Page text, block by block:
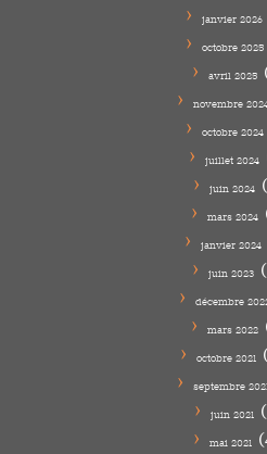
janvier 2026
octobre 2025
avril 2025
novembre
octobre 2024
juillet 2024
juin 2024
mars 2024
janvier 2024
juin 2023
décembre
mars 2022
octobre 2021
septembre 2021
juin 2021
mai 2021